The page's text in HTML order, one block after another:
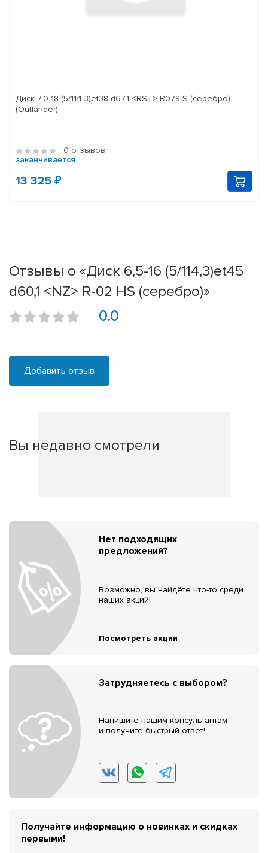
Диск 7,0-18 (5/114,3)et38 d67,1 <RST> R078 S (серебро)
(Outlander)
0 отзывов
заканчивается
13 325 ₽
Отзывы о «Диск 6,5-16 (5/114,3)et45
d60,1 <NZ> R-02 HS (серебро)»
0.0
Добавить отзыв
Вы недавно смотрели
Нет подходящих
предложений?
Возможно, вы найдёте что-то среди
наших акций!
Посмотреть акции
Затрудняетесь с выбором?
Напишите нашим консультантам
и получите быстрый ответ!
Получайте информацию о новинках и скидках
первыми!